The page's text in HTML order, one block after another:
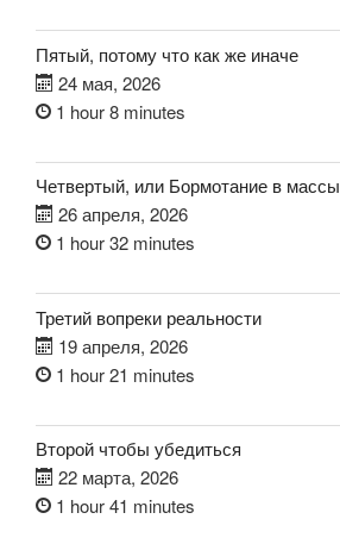
Пятый, потому что как же иначе
24 мая, 2026
1 hour 8 minutes
Четвертый, или Бормотание в массы
26 апреля, 2026
1 hour 32 minutes
Третий вопреки реальности
19 апреля, 2026
1 hour 21 minutes
Второй чтобы убедиться
22 марта, 2026
1 hour 41 minutes